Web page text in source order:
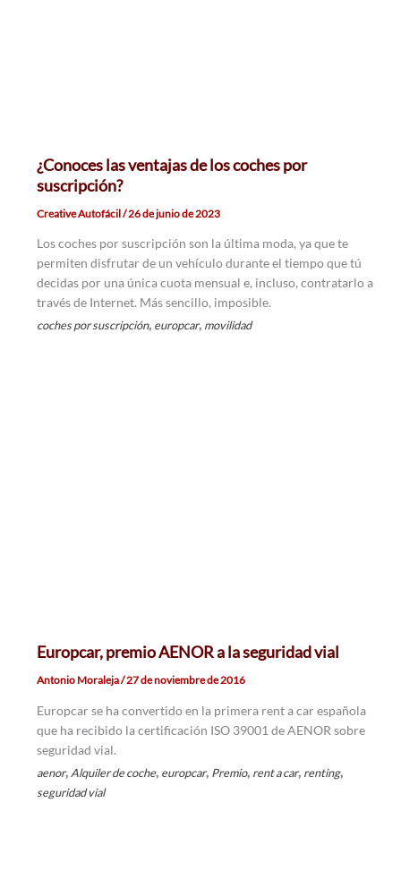
¿Conoces las ventajas de los coches por
suscripción?
Creative Autofácil/26 de junio de 2023
Los coches por suscripción son la última moda, ya que te
permiten disfrutar de un vehículo durante el tiempo que tú
decidas por una única cuota mensual e, incluso, contratarlo a
través de Internet. Más sencillo, imposible.
coches por suscripción, europcar, movilidad
Europcar, premio AENOR a la seguridad vial
Antonio Moraleja/27 de noviembre de 2016
Europcar se ha convertido en la primera rent a car española
que ha recibido la certificación ISO 39001 de AENOR sobre
seguridad vial.
aenor, Alquiler de coche, europcar, Premio, rent a car, renting,
seguridad vial